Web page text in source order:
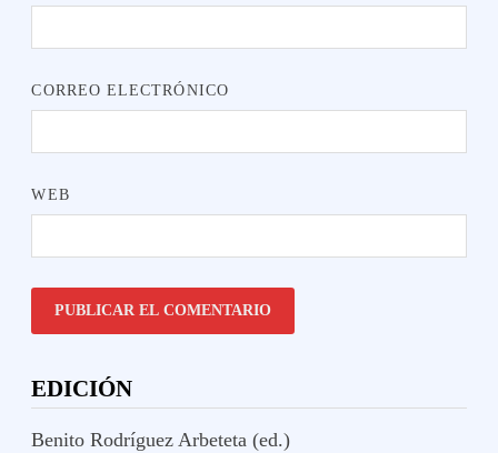
CORREO ELECTRÓNICO
WEB
EDICIÓN
Benito Rodríguez Arbeteta (ed.)